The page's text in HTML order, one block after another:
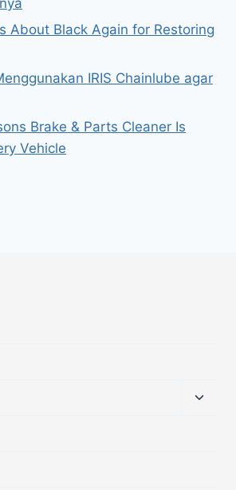
About Black Again for Restoring
IRIS Chainlube agar
Brake & Parts Cleaner Is
Vehicle